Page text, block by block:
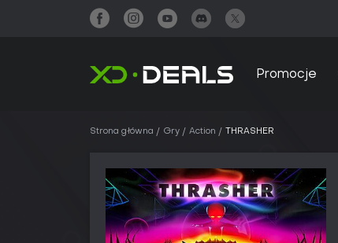
Promocje
Strona główna Gry Action THRASHER